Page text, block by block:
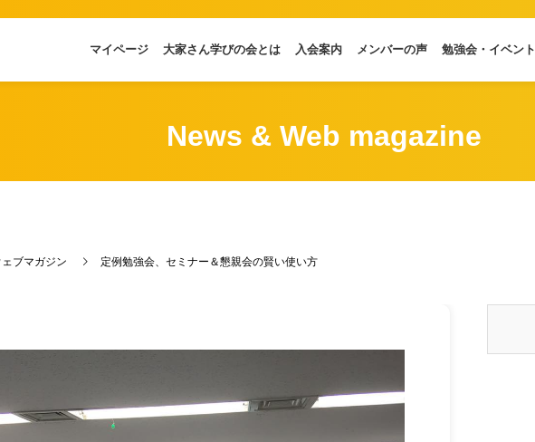
マイページ 大家さん学びの会とは 入会案内 メンバーの声 勉強会・イベント
News & Web magazine
ブマガジン 定例勉強会、セミナー＆懇親会の賢い使い方